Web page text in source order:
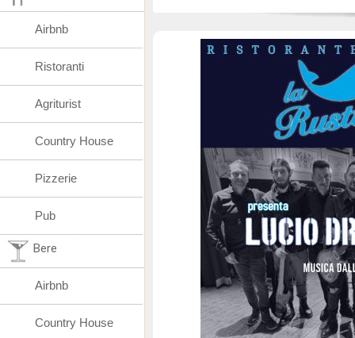
Airbnb
Ristoranti
Agriturist
Country House
Pizzerie
Pub
Bere
Airbnb
Country House